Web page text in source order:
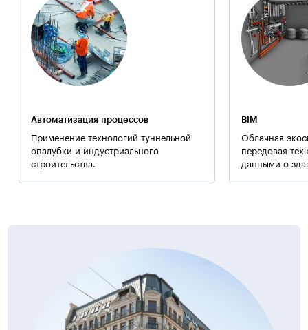
Здание оборудовано скоростными бесшумными лифтами
нового поколения фирмы «OTIS».
Примечание:
Применялись технологии ООО «Баутех-Украина».
Автоматизация процессов
Применение технологий туннельной
опалубки и индустриального
строительства.
BIM
Облачная
передовая
данными о